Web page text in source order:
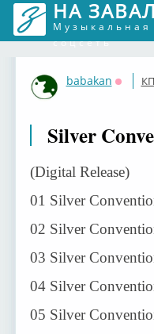
НА
Музыкальная
соцсеть
babakan
Silver
(Digital Release)
01 Silver
02 Silver
03 Silver
04 Silver
05 Silver